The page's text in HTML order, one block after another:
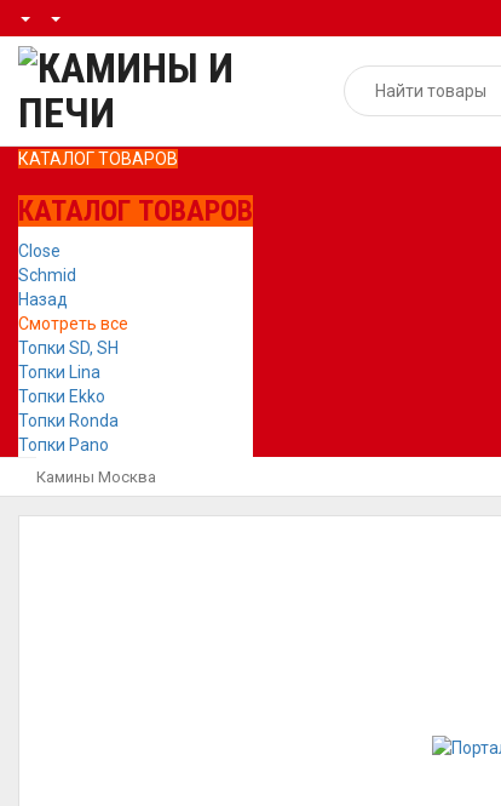
КАТАЛОГ ТОВАРОВ
КАТАЛОГ ТОВАРОВ
Close
Schmid
Назад
Смотреть все
Топки SD, SH
Топки Lina
Топки Ekko
Топки Ronda
Топки Pano
Камины Москва